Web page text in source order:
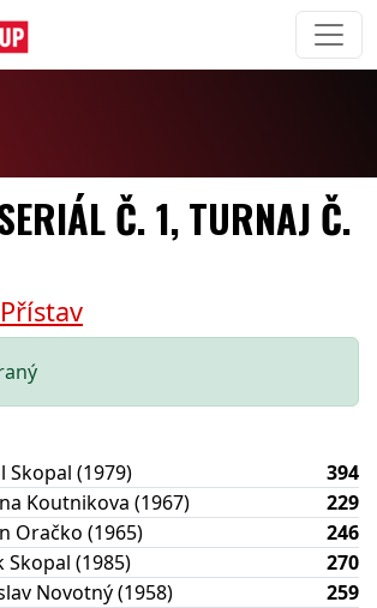
Č. 1, TURNAJ Č.
Přístav
Skopal (1979)
394
Koutnikova (1967)
229
Oračko (1965)
246
Skopal (1985)
270
Novotný (1958)
259